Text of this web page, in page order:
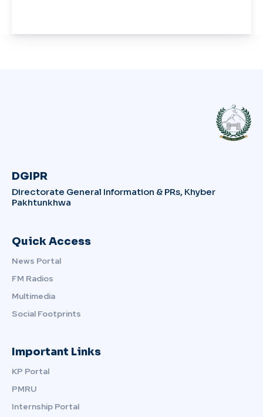
DGIPR
Directorate General Information & PRs, Khyber
Pakhtunkhwa
Quick Access
News Portal
FM Radios
Multimedia
Social Footprints
Important Links
KP Portal
PMRU
Internship Portal